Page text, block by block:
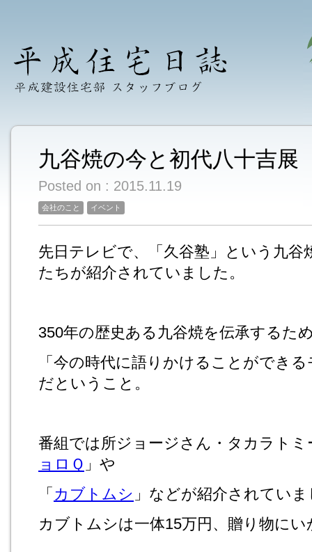
九谷焼の今と初代八十吉展
Posted on : 2015.11.19
会社のこと イベント
先日テレビで、「久谷塾」という九谷
たちが紹介されていました。
350年の歴史ある九谷焼を伝承するた
「今の時代に語りかけることができ
だということ。
番組では所ジョージさん・タカラト
ョロＱ 」や
「 カブトムシ 」などが紹介されてい
カブトムシは一体15万円、贈り物に